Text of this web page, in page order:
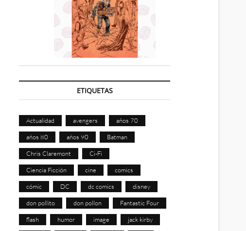
ETIQUETAS
Actualidad avengers años 70
años 80 años 90 Batman
Chris Claremont Ci-Fi
Ciencia Ficción cine comics
cómic DC dc comics disney
don pollito don pollon Fantastic Four
flash humor image jack kirby